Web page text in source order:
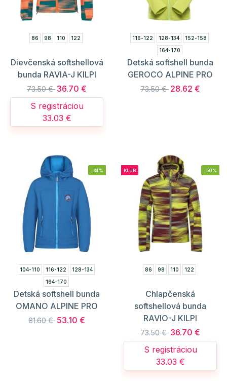
86 98 110 122
Dievčenská softshellová
bunda RAVIA-J KILPI
73.50 € 36.70 €
S registráciou
33.03 €
116-122 128-134
152-158
164-170
Detská softshell bunda
GEROCO ALPINE PRO
73.50 € 28.62 €
-34%
104-110 116-122
128-134
164-170
Detská softshell bunda
OMANO ALPINE PRO
81.60 € 53.10 €
KLUB -50%
86 98 110 122
Chlapčenská
softshellová bunda
RAVIO-J KILPI
73.50 € 36.70 €
S registráciou
33.03 €